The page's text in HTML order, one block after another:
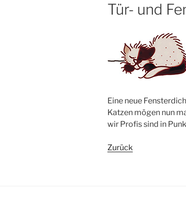
Tür- und
Eine neue
Katzen mögen nun
wir Profis sind in
Zurück